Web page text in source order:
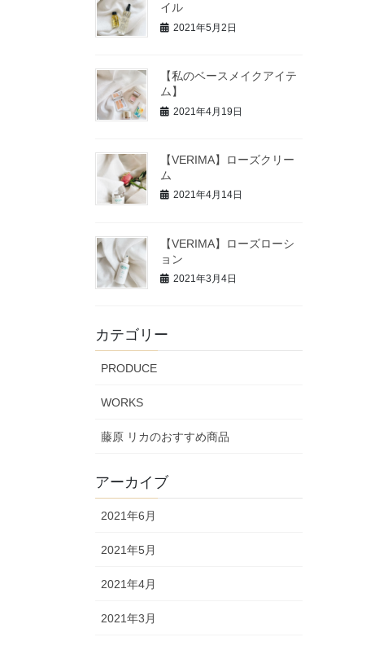
イル
2021年5月2日
【私のベースメイクアイテ
ム】
2021年4月19日
【VERIMA】ローズクリー
ム
2021年4月14日
【VERIMA】ローズローシ
ョン
2021年3月4日
カテゴリー
PRODUCE
WORKS
藤原 リカのおすすめ商品
アーカイブ
2021年6月
2021年5月
2021年4月
2021年3月